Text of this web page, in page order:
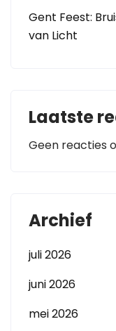
Gent Feest:
van Licht
Laatste
Geen reacties
Archief
juli 2026
juni 2026
mei 2026